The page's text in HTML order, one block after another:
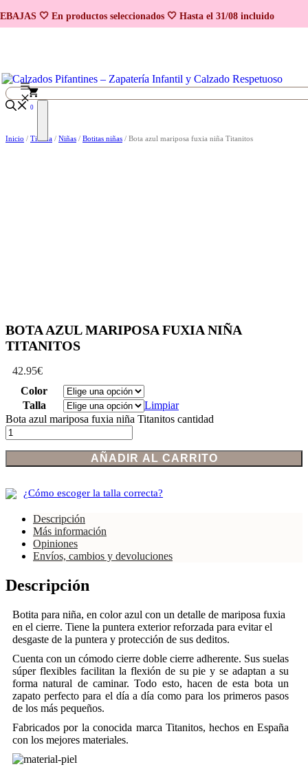
🤍 En productos seleccionados 🤍 Hasta el 31/08 incluido
Saltar al contenido
0
Inicio / Tienda / Niñas / Botitas niñas / Bota azul mariposa fuxia niña Titanitos
BOTA AZUL MARIPOSA FUXIA NIÑA
TITANITOS
42.95€
Color
Talla
Limpiar
Bota azul mariposa fuxia niña Titanitos cantidad
AÑADIR AL CARRITO
¿Cómo escoger la talla correcta?
Descripción
Más información
Opiniones
Envíos, cambios y devoluciones
Descripción
Botita para niña, en color azul con un detalle de mariposa fuxia
en el cierre. Tiene la puntera exterior reforzada para evitar el
desgaste de la puntera y protección de sus deditos.
Cuenta con un cómodo cierre doble cierre adherente. Sus suelas
súper flexibles facilitan la flexión de su pie y se adaptan a su
forma natural de caminar. Todo esto, hacen de esta bota un
zapato perfecto para el día a día como para los primeros pasos
de los más pequeños.
Fabricados por la conocida marca Titanitos, hechos en España
con los mejores materiales.